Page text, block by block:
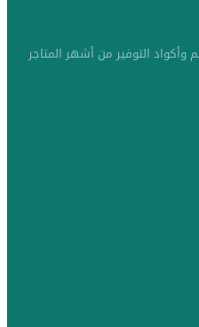
التوفير من أشهر المتاجر